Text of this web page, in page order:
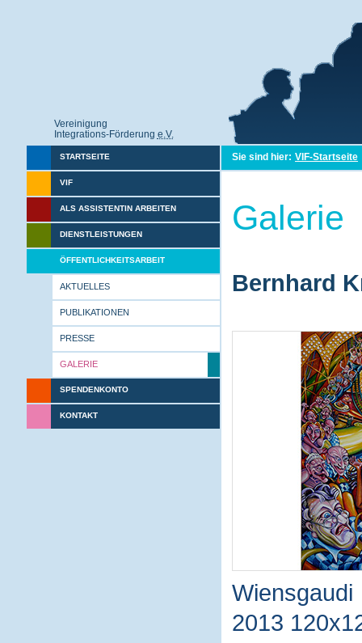
Vereinigung
Integrations-Förderung e.V.
STARTSEITE
VIF
ALS ASSISTENTIN ARBEITEN
DIENSTLEISTUNGEN
ÖFFENTLICHKEITSARBEIT
AKTUELLES
PUBLIKATIONEN
PRESSE
GALERIE
SPENDENKONTO
KONTAKT
Sie sind hier: VIF-Startseite
Galerie
Bernhard
Wiensgaudi
2013